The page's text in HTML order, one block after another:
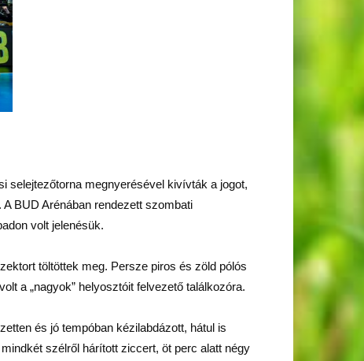
selejtezőtorna megnyerésével kivívták a jogot,
BUD Arénában rendezett szombati
volt jelenésük.
töltöttek meg. Persze piros és zöld pólós
a „nagyok” helyosztóit felvezető találkozóra.
és jó tempóban kézilabdázott, hátul is
szélről hárított ziccert, öt perc alatt négy